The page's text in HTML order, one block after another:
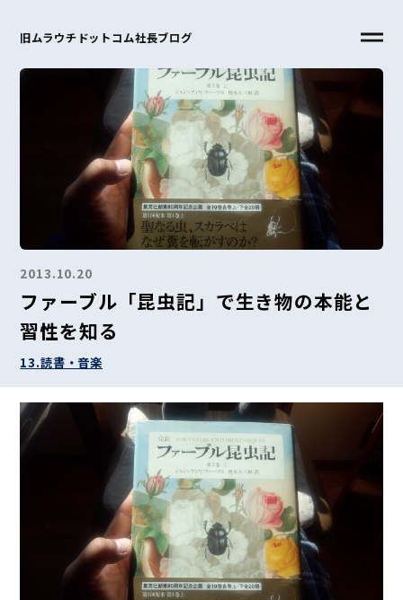
旧ムラウチドットコム社長ブログ
2013.10.20
ファーブル「昆虫記」で生き物の本能と
習性を知る
13.読書・音楽